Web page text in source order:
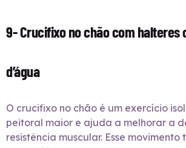
9- Crucifixo no chão com halteres
d’água
O crucifixo no chão é um exercício
peitoral maior e ajuda a melhorar a
resistência muscular. Esse